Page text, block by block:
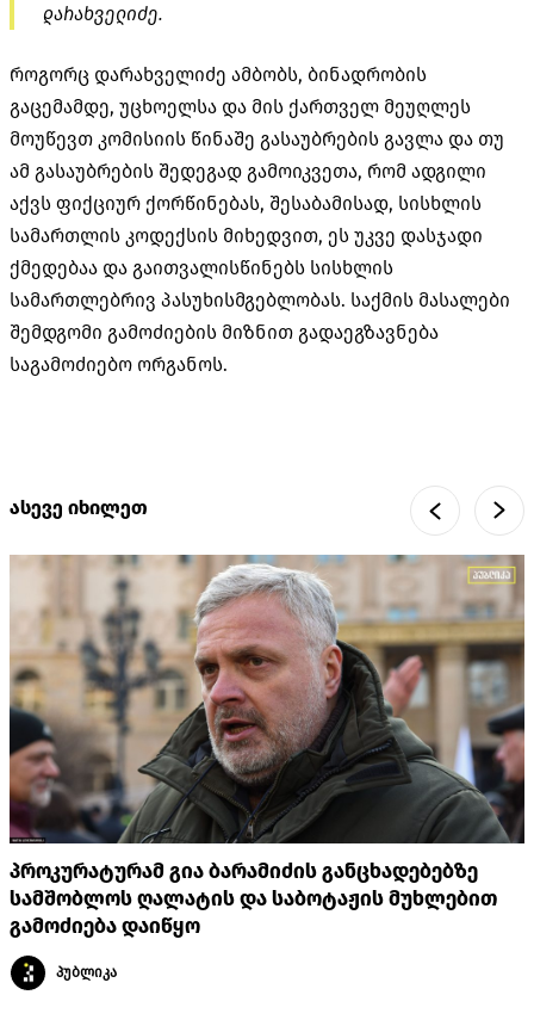
დარახველიძე.
როგორც დარახველიძე ამბობს, ბინადრობის
გაცემამდე, უცხოელსა და მის ქართველ მეუღლეს
მოუწევთ კომისიის წინაშე გასაუბრების გავლა და თუ
ამ გასაუბრების შედეგად გამოიკვეთა, რომ ადგილი
აქვს ფიქციურ ქორწინებას, შესაბამისად, სისხლის
სამართლის კოდექსის მიხედვით, ეს უკვე დასჯადი
ქმედებაა და გაითვალისწინებს სისხლის
სამართლებრივ პასუხისმგებლობას. საქმის მასალები
შემდგომი გამოძიების მიზნით გადაეგზავნება
საგამოძიებო ორგანოს.
ასევე იხილეთ
პროკურატურამ გია ბარამიძის განცხადებებზე
სამშობლოს ღალატის და საბოტაჟის მუხლებით
გამოძიება დაიწყო
პუბლიკა